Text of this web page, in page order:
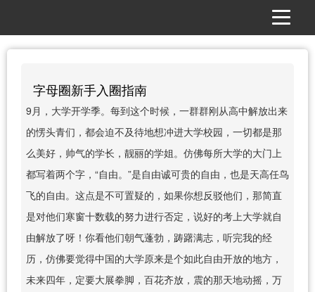
字母圈新手入圈指南
9月，大学开学季。每到这个时候，一群群刚从高中解放出来
的愣头青们，都会迫不及待地想冲进大学校园，一切都是那
么美好，帅气的学长，靓丽的学姐。仿佛每所大学的大门上
都写着两个字，“自由。”是自由诚可贵的自由，也是天高任鸟
飞的自由。这点是不可置疑的，如果你想反驳他们，那简直
是对他们寒窗十数载的努力进行否定，说好的考上大学就自
由解放了呀！你看他们朝气蓬勃，踌躇满志，听完我的经
历，仿佛要觉得中国的大学原来是个如此自由开放的地方，
未来四年，定要大展拳脚，百花齐放，震的那天地动摇，万